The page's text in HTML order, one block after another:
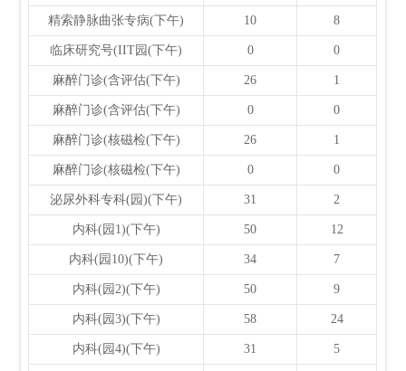
精索静脉曲张专病(下午) 10 8
临床研究号(IIT园(下午) 0 0
麻醉门诊(含评估(下午) 26 1
麻醉门诊(含评估(下午) 0 0
麻醉门诊(核磁检(下午) 26 1
麻醉门诊(核磁检(下午) 0 0
泌尿外科专科(园)(下午) 31 2
内科(园1)(下午) 50 12
内科(园10)(下午) 34 7
内科(园2)(下午) 50 9
内科(园3)(下午) 58 24
内科(园4)(下午) 31 5